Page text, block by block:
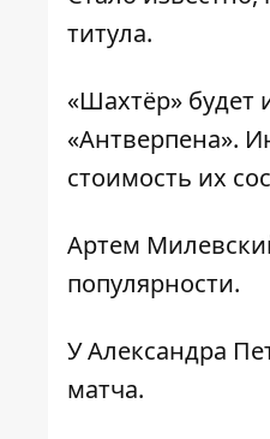
титула.
«Шахтёр» будет
«Антверпена».
стоимость их
Артем
популярности.
У Александра
матча.